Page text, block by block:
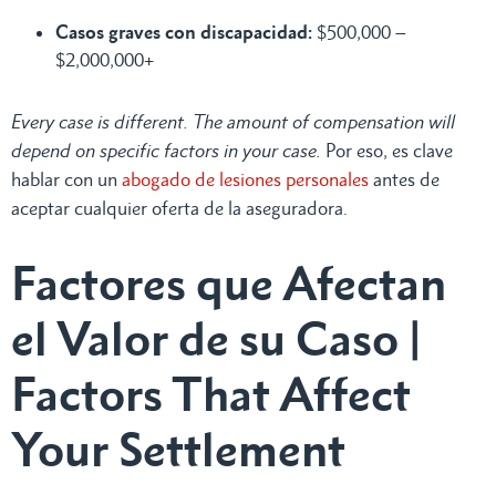
Casos graves con discapacidad: $500,000 –
$2,000,000+
Every case is different. The amount of compensation will
depend on specific factors in your case. Por eso, es clave
hablar con un abogado de lesiones personales antes de
aceptar cualquier oferta de la aseguradora.
Factores que Afectan
el Valor de su Caso |
Factors That Affect
Your Settlement